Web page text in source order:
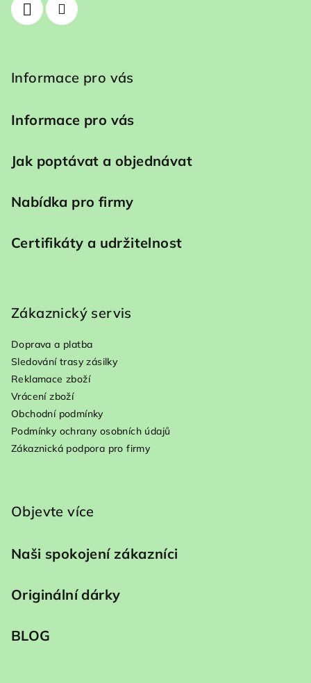
Informace pro vás
Informace pro vás
Jak poptávat a objednávat
Nabídka pro firmy
Certifikáty a udržitelnost
Zákaznický servis
Doprava a platba
Sledování trasy zásilky
Reklamace zboží
Vrácení zboží
Obchodní podmínky
Podmínky ochrany osobních údajů
Zákaznická podpora pro firmy
Objevte více
Naši spokojení zákazníci
Originální dárky
BLOG